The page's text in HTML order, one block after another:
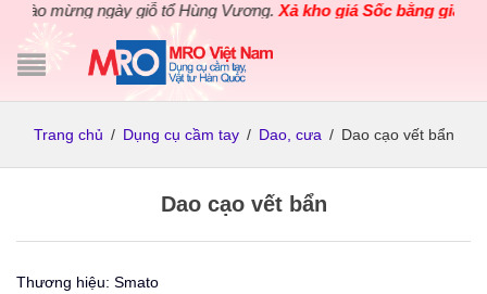
mừng ngày giỗ tổ Hùng Vương.Xả kho giá Sốc bằng giá Gốc
Trang chủ / Dụng cụ cầm tay / Dao, cưa / Dao cạo vết bẩn
Dao cạo vết bẩn
Thương hiệu: Smato